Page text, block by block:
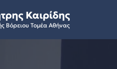
Καιρίδης
Βόρειου Τομέα Αθήνας